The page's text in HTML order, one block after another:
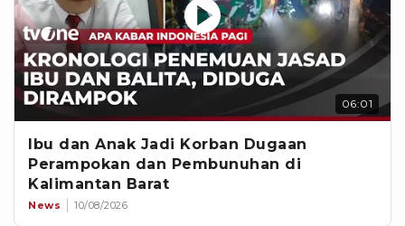
06:01
Ibu dan Anak Jadi Korban Dugaan
Perampokan dan Pembunuhan di
Kalimantan Barat
News 10/08/2026